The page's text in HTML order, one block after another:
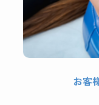
お客